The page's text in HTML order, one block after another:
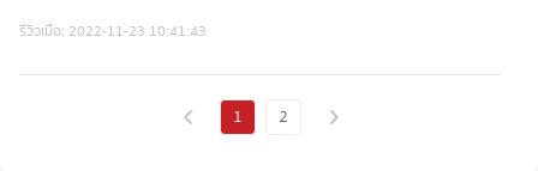
รีวิวเมื่อ: 2022-11-23 10:41:43
1 2